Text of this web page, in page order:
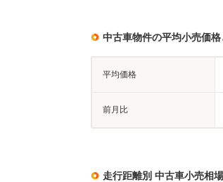
中古車物件の平均小売価
平均価格
前月比
走行距離別 中古車小売相